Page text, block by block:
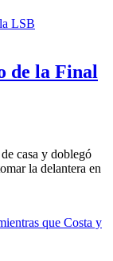
de la Final
casa y doblegó
la delantera en